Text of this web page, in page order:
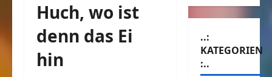
Huch, wo ist
denn das Ei
hin
..:
KATEGORIEN
:..